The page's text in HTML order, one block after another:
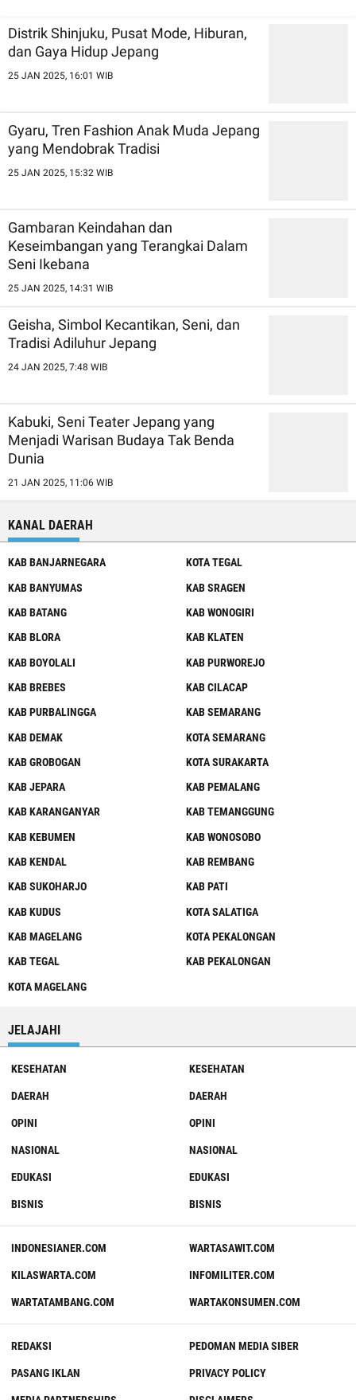
Distrik Shinjuku, Pusat Mode, Hiburan,
dan Gaya Hidup Jepang
25 JAN 2025, 16:01 WIB
Gyaru, Tren Fashion Anak Muda Jepang
yang Mendobrak Tradisi
25 JAN 2025, 15:32 WIB
Gambaran Keindahan dan
Keseimbangan yang Terangkai Dalam
Seni Ikebana
25 JAN 2025, 14:31 WIB
Geisha, Simbol Kecantikan, Seni, dan
Tradisi Adiluhur Jepang
24 JAN 2025, 7:48 WIB
Kabuki, Seni Teater Jepang yang
Menjadi Warisan Budaya Tak Benda
Dunia
21 JAN 2025, 11:06 WIB
KANAL DAERAH
KAB BANJARNEGARA
KAB BANYUMAS
KAB BATANG
KAB BLORA
KAB BOYOLALI
KAB BREBES
KAB PURBALINGGA
KAB DEMAK
KAB GROBOGAN
KAB JEPARA
KAB KARANGANYAR
KAB KEBUMEN
KAB KENDAL
KAB SUKOHARJO
KAB KUDUS
KAB MAGELANG
KAB TEGAL
KOTA MAGELANG
KOTA TEGAL
KAB SRAGEN
KAB WONOGIRI
KAB KLATEN
KAB PURWOREJO
KAB CILACAP
KAB SEMARANG
KOTA SEMARANG
KOTA SURAKARTA
KAB PEMALANG
KAB TEMANGGUNG
KAB WONOSOBO
KAB REMBANG
KAB PATI
KOTA SALATIGA
KOTA PEKALONGAN
KAB PEKALONGAN
JELAJAHI
KESEHATAN
DAERAH
OPINI
NASIONAL
EDUKASI
BISNIS
KESEHATAN
DAERAH
OPINI
NASIONAL
EDUKASI
BISNIS
INDONESIANER.COM
KILASWARTA.COM
WARTATAMBANG.COM
WARTASAWIT.COM
INFOMILITER.COM
WARTAKONSUMEN.COM
REDAKSI
PASANG IKLAN
PEDOMAN MEDIA SIBER
PRIVACY POLICY